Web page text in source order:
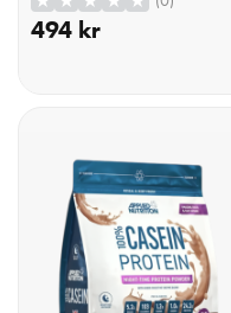
900g
494 kr
KÖP